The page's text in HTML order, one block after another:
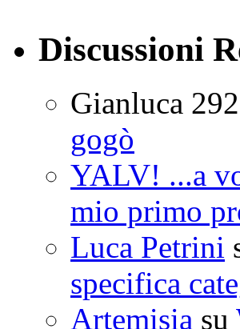
Discussioni
Gianluca
gogò
YALV! ...a
mio primo
Luca Petrini
specifica
Artemisia su